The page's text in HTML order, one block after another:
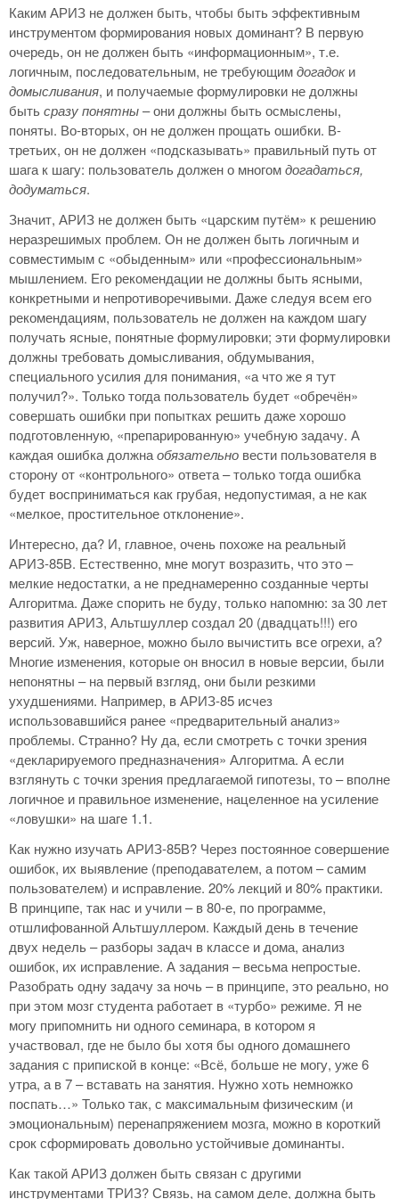
Каким АРИЗ не должен быть, чтобы быть эффективным
инструментом формирования новых доминант? В первую
очередь, он не должен быть «информационным», т.е.
логичным, последовательным, не требующимдогадоки
домысливания, и получаемые формулировки не должны
бытьсразу понятны– они должны быть осмыслены,
поняты. Во-вторых, он не должен прощать ошибки. В-
третьих, он не должен «подсказывать» правильный путь от
шага к шагу: пользователь должен о многомдогадаться,
додуматься.
Значит, АРИЗ не должен быть «царским путём» к решению
неразрешимых проблем. Он не должен быть логичным и
совместимым с «обыденным» или «профессиональным»
мышлением. Его рекомендации не должны быть ясными,
конкретными и непротиворечивыми. Даже следуя всем его
рекомендациям, пользователь не должен на каждом шагу
получать ясные, понятные формулировки; эти формулировки
должны требовать домысливания, обдумывания,
специального усилия для понимания, «а что же я тут
получил?». Только тогда пользователь будет «обречён»
совершать ошибки при попытках решить даже хорошо
подготовленную, «препарированную» учебную задачу. А
каждая ошибка должнаобязательно вести пользователя в
сторону от «контрольного» ответа – только тогда ошибка
будет восприниматься как грубая, недопустимая, а не как
«мелкое, простительное отклонение».
Интересно, да? И, главное, очень похоже на реальный
АРИЗ-85В. Естественно, мне могут возразить, что это –
мелкие недостатки, а не преднамеренно созданные черты
Алгоритма. Даже спорить не буду, только напомню: за 30 лет
развития АРИЗ, Альтшуллер создал 20 (двадцать!!!) его
версий. Уж, наверное, можно было вычистить все огрехи, а?
Многие изменения, которые он вносил в новые версии, были
непонятны – на первый взгляд, они были резкими
ухудшениями. Например, в АРИЗ-85 исчез
использовавшийся ранее «предварительный анализ»
проблемы. Странно? Ну да, если смотреть с точки зрения
«декларируемого предназначения» Алгоритма. А если
взглянуть с точки зрения предлагаемой гипотезы, то – вполне
логичное и правильное изменение, нацеленное на усиление
«ловушки» на шаге 1.1.
Как нужно изучать АРИЗ-85В? Через постоянное совершение
ошибок, их выявление (преподавателем, а потом – самим
пользователем) и исправление. 20% лекций и 80% практики.
В принципе, так нас и учили – в 80-е, по программе,
отшлифованной Альтшуллером. Каждый день в течение
двух недель – разборы задач в классе и дома, анализ
ошибок, их исправление. А задания – весьма непростые.
Разобрать одну задачу за ночь – в принципе, это реально, но
при этом мозг студента работает в «турбо» режиме. Я не
могу припомнить ни одного семинара, в котором я
участвовал, где не было бы хотя бы одного домашнего
задания с припиской в конце: «Всё, больше не могу, уже 6
утра, а в 7 – вставать на занятия. Нужно хоть немножко
поспать…» Только так, с максимальным физическим (и
эмоциональным) перенапряжением мозга, можно в короткий
срок сформировать довольно устойчивые доминанты.
Как такой АРИЗ должен быть связан с другими
инструментами ТРИЗ? Связь, на самом деле, должна быть